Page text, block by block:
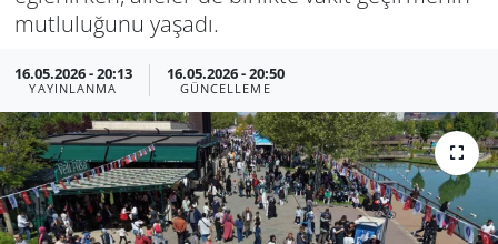
mutluluğunu yaşadı.
16.05.2026 - 20:13
YAYINLANMA
16.05.2026 - 20:50
GÜNCELLEME